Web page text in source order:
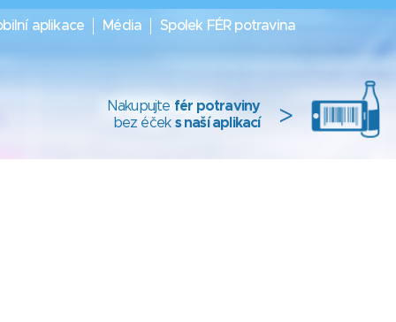
aplikace Média Spolek FÉR potravina
Nakupujte fér potraviny
bez éček s naší aplikací >